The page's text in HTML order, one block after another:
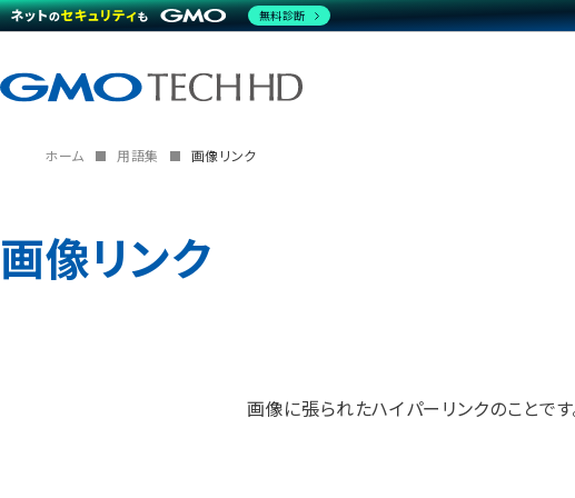
ホーム 用語集 画像リンク
画像リンク
画像に張られたハイパーリンクのことです
無料診断